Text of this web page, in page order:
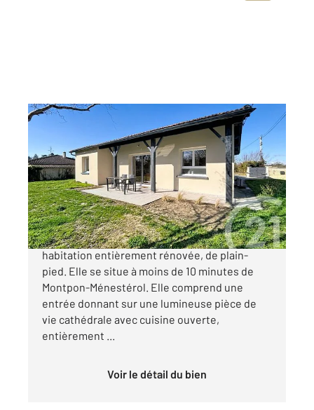
ST BARTHELEMY DE BELLEGARDE 24
, 4 pièces
Ref : 11076
Maison à vendre
174 000 €
Century 21 Vallée de l'Isle vous propose cette
habitation entièrement rénovée, de plain-
pied. Elle se situe à moins de 10 minutes de
Montpon-Ménestérol. Elle comprend une
entrée donnant sur une lumineuse pièce de
vie cathédrale avec cuisine ouverte,
entièrement ...
Voir le détail du bien